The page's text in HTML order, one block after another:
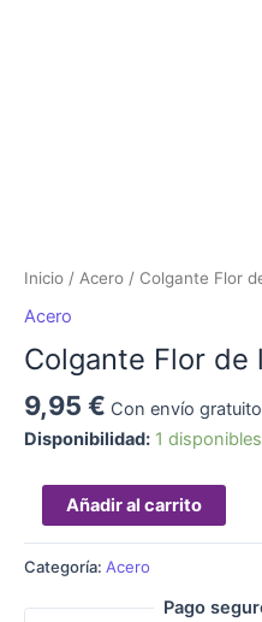
Inicio / Acero / Colgante Flor
Acero
Colgante Flor de
9,95 € Con envío
Disponibilidad: 1 disponibles
Añadir al carrito
Categoría: Acero
Pago